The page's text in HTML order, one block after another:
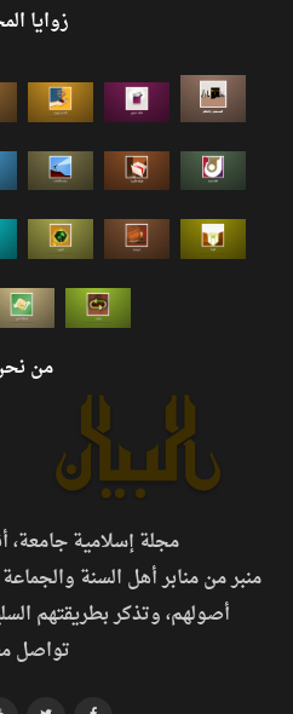
زوايا
من
مجلة إسلامية جامعة،
منبر من منابر أهل السنة
أصولهم، وتذكر بطريقتهم
تواصل